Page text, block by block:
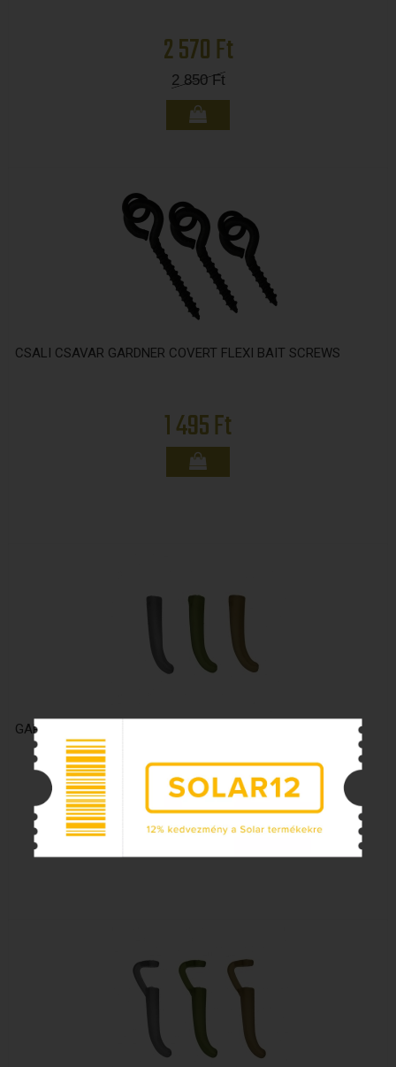
2 570 Ft
2 850Ft
CSALI CSAVAR GARDNER COVERT FLEXI BAIT SCREWS
1 495 Ft
GARDNER COVERT HOOK ALIGNER - ZÖLD
1 495 Ft